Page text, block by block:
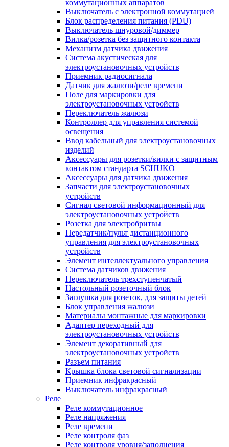
коммутационных аппаратов
Выключатель с электронной коммутацией
Блок распределения питания (PDU)
Выключатель шнуровой/диммер
Вилка/розетка без защитного контакта
Механизм датчика движения
Система акустическая для
электроустановочных устройств
Приемник радиосигнала
Датчик для жалюзи/реле времени
Поле для маркировки для
электроустановочных устройств
Переключатель жалюзи
Контроллер для управления системой
освещения
Ввод кабельный для электроустановочных
изделий
Аксессуары для розетки/вилки с защитным
контактом стандарта SCHUKO
Аксессуары для датчика движения
Запчасти для электроустановочных
устройств
Сигнал световой информационный для
электроустановочных устройств
Розетка для электробритвы
Передатчик/пульт дистанционного
управления для электроустановочных
устройств
Элемент интеллектуального управления
Система датчиков движения
Переключатель трехступенчатый
Настольный розеточный блок
Заглушка для розеток, для защиты детей
Блок управления жалюзи
Материалы монтажные для маркировки
Адаптер переходный для
электроустановочных устройств
Элемент декоративный для
электроустановочных устройств
Разъем питания
Крышка блока световой сигнализации
Приемник инфракрасный
Выключатель инфракрасный
Реле
Реле коммутационное
Реле напряжения
Реле времени
Реле контроля фаз
Реле контроля уровня/заполнения